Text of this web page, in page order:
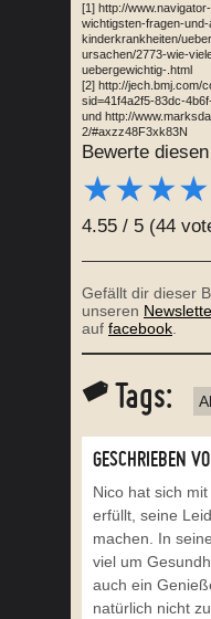
[1] http://
wichtigsten-fragen-
kinderkrankheiten/
ursachen/2773-wie-
uebergewichtig-.html
[2] http://jech.bmj.com/
sid=41f4a2f5-83dc-
und http://
2/#axzz48F3xk83N
Bewerte
★★★★
4.55 / 5 (44
Gefällt dir dieser
unseren
auf facebook.
Tags:
GESCHRIEBEN
Nico hat sich
erfüllt, seine
machen. In
viel um
auch ein
natürlich nicht